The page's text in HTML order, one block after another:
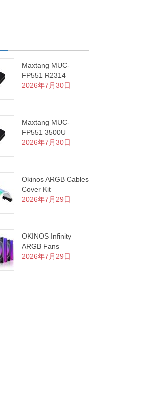
Maxtang MUC-
FP551 R2314
2026年7月30日
Maxtang MUC-
FP551 3500U
2026年7月30日
Okinos ARGB Cables
Cover Kit
2026年7月29日
OKINOS Infinity
ARGB Fans
2026年7月29日